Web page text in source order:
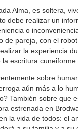
Alma, es soltera,
debe realizar un
o
de pareja, con el
la experiencia
escritura cuneiforme.
sobre
aún más a lo
También sobre que
estrenada en
la vida de todos: el